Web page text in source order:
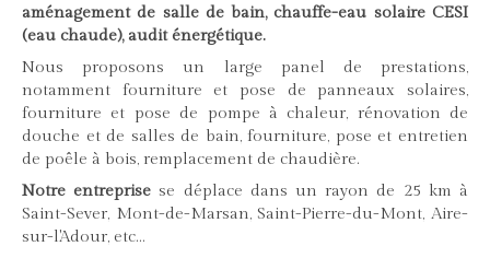
aménagement de salle de bain, chauffe-eau solaire CESI
(eau chaude), audit énergétique.
Nous proposons un large panel de prestations,
notamment fourniture et pose de panneaux solaires,
fourniture et pose de pompe à chaleur, rénovation de
douche et de salles de bain, fourniture, pose et entretien
de poêle à bois, remplacement de chaudière.
Notre entreprise se déplace dans un rayon de 25 km à
Saint-Sever, Mont-de-Marsan, Saint-Pierre-du-Mont, Aire-
sur-l'Adour, etc...